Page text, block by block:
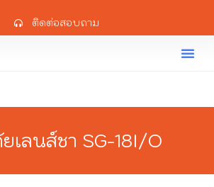
ติดต่อสอบถาม
เลนส์ชา SG-18I/O